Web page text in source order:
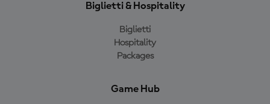
Biglietti & Hospitality
Biglietti
Hospitality
Packages
Game Hub